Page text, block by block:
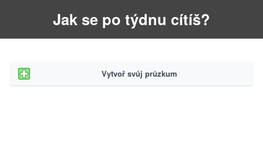
Jak se po týdnu cítíš?
Vytvoř svůj průzkum